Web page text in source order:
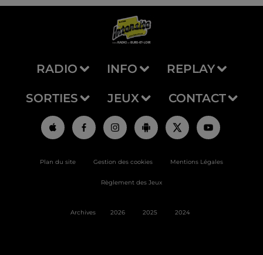
RADIO INFO REPLAY
SORTIES JEUX CONTACT
Plan du site Gestion des cookies Mentions Légales
Règlement des Jeux
Archives 2026 2025 2024